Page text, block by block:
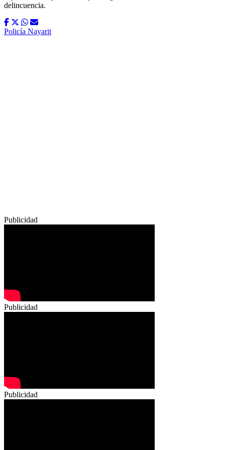
delincuencia.
Policía Nayarit
Publicidad
Publicidad
Publicidad